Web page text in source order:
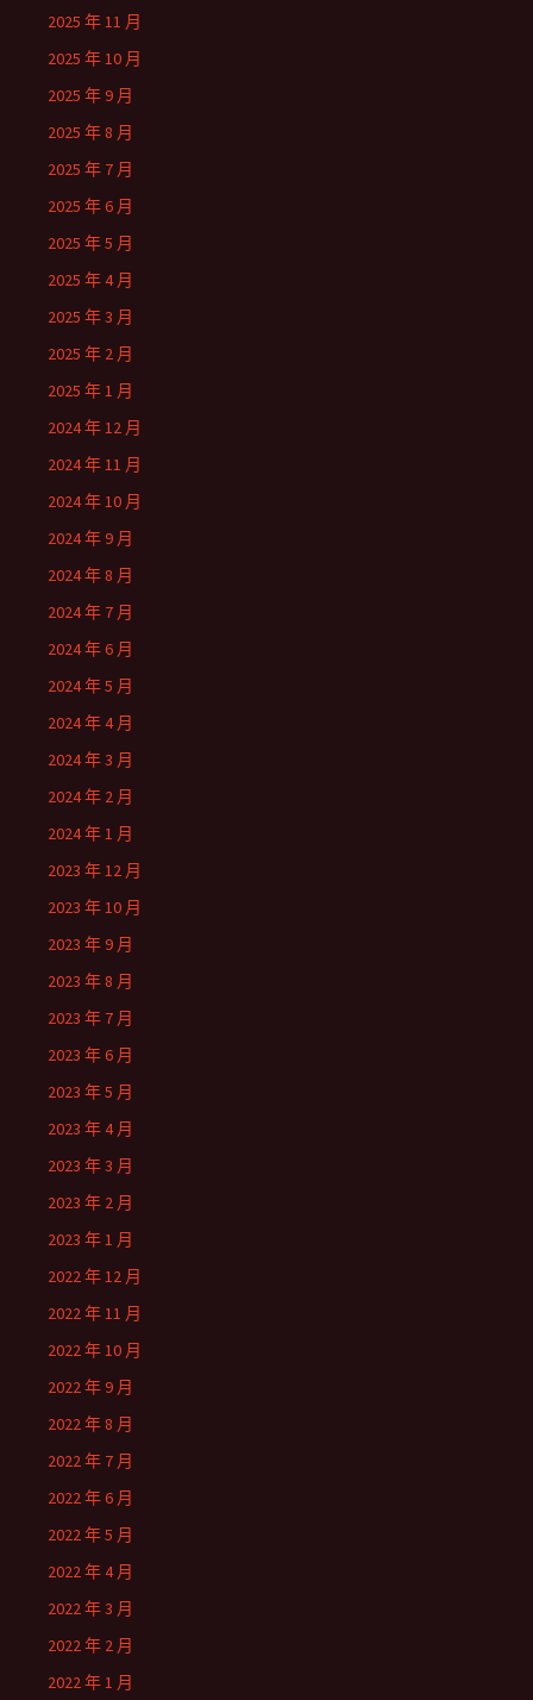
2025 年 11 月
2025 年 10 月
2025 年 9 月
2025 年 8 月
2025 年 7 月
2025 年 6 月
2025 年 5 月
2025 年 4 月
2025 年 3 月
2025 年 2 月
2025 年 1 月
2024 年 12 月
2024 年 11 月
2024 年 10 月
2024 年 9 月
2024 年 8 月
2024 年 7 月
2024 年 6 月
2024 年 5 月
2024 年 4 月
2024 年 3 月
2024 年 2 月
2024 年 1 月
2023 年 12 月
2023 年 10 月
2023 年 9 月
2023 年 8 月
2023 年 7 月
2023 年 6 月
2023 年 5 月
2023 年 4 月
2023 年 3 月
2023 年 2 月
2023 年 1 月
2022 年 12 月
2022 年 11 月
2022 年 10 月
2022 年 9 月
2022 年 8 月
2022 年 7 月
2022 年 6 月
2022 年 5 月
2022 年 4 月
2022 年 3 月
2022 年 2 月
2022 年 1 月